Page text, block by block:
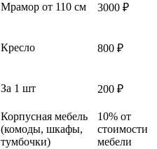
Мрамор от 110 см 3000 ₽
Кресло 800 ₽
За 1 шт 200 ₽
Корпусная мебель
(комоды, шкафы,
тумбочки)
10% от
стоимости
мебели